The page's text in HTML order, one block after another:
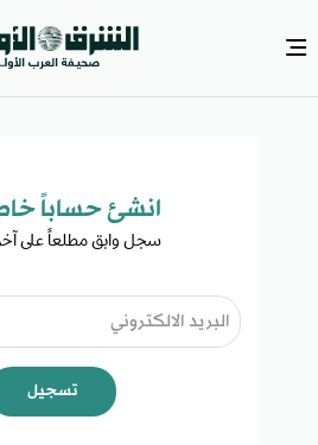
انشئ حساباً
سجل وابق مطلعاً على آخر
تسجيل